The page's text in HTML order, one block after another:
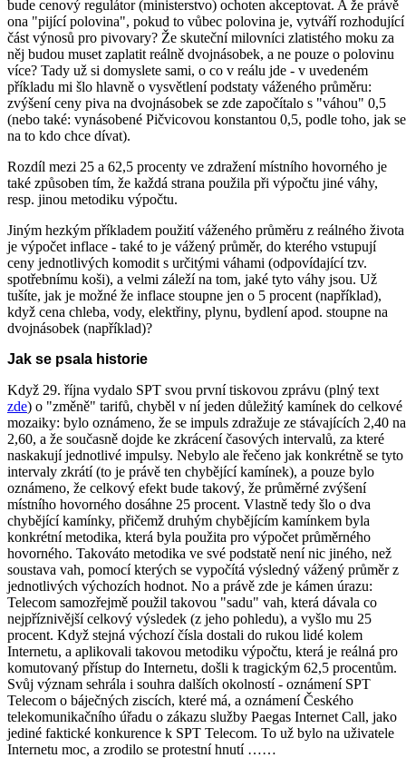
bude cenový regulátor (ministerstvo) ochoten akceptovat. A že právě
ona "pijící polovina", pokud to vůbec polovina je, vytváří rozhodující
část výnosů pro pivovary? Že skuteční milovníci zlatistého moku za
něj budou muset zaplatit reálně dvojnásobek, a ne pouze o polovinu
více? Tady už si domyslete sami, o co v reálu jde - v uvedeném
příkladu mi šlo hlavně o vysvětlení podstaty váženého průměru:
zvýšení ceny piva na dvojnásobek se zde započítalo s "váhou" 0,5
(nebo také: vynásobené Pičvicovou konstantou 0,5, podle toho, jak se
na to kdo chce dívat).
Rozdíl mezi 25 a 62,5 procenty ve zdražení místního hovorného je
také způsoben tím, že každá strana použila při výpočtu jiné váhy,
resp. jinou metodiku výpočtu.
Jiným hezkým příkladem použití váženého průměru z reálného života
je výpočet inflace - také to je vážený průměr, do kterého vstupují
ceny jednotlivých komodit s určitými váhami (odpovídající tzv.
spotřebnímu koši), a velmi záleží na tom, jaké tyto váhy jsou. Už
tušíte, jak je možné že inflace stoupne jen o 5 procent (například),
když cena chleba, vody, elektřiny, plynu, bydlení apod. stoupne na
dvojnásobek (například)?
Jak se psala historie
Když 29. října vydalo SPT svou první tiskovou zprávu (plný text
zde) o "změně" tarifů, chyběl v ní jeden důležitý kamínek do celkové
mozaiky: bylo oznámeno, že se impuls zdražuje ze stávajících 2,40 na
2,60, a že současně dojde ke zkrácení časových intervalů, za které
naskakují jednotlivé impulsy. Nebylo ale řečeno jak konkrétně se tyto
intervaly zkrátí (to je právě ten chybějící kamínek), a pouze bylo
oznámeno, že celkový efekt bude takový, že průměrné zvýšení
místního hovorného dosáhne 25 procent. Vlastně tedy šlo o dva
chybějící kamínky, přičemž druhým chybějícím kamínkem byla
konkrétní metodika, která byla použita pro výpočet průměrného
hovorného. Takováto metodika ve své podstatě není nic jiného, než
soustava vah, pomocí kterých se vypočítá výsledný vážený průměr z
jednotlivých výchozích hodnot. No a právě zde je kámen úrazu:
Telecom samozřejmě použil takovou "sadu" vah, která dávala co
nejpříznivější celkový výsledek (z jeho pohledu), a vyšlo mu 25
procent. Když stejná výchozí čísla dostali do rukou lidé kolem
Internetu, a aplikovali takovou metodiku výpočtu, která je reálná pro
komutovaný přístup do Internetu, došli k tragickým 62,5 procentům.
Svůj význam sehrála i souhra dalších okolností - oznámení SPT
Telecom o báječných ziscích, které má, a oznámení Českého
telekomunikačního úřadu o zákazu služby Paegas Internet Call, jako
jediné faktické konkurence k SPT Telecom. To už bylo na uživatele
Internetu moc, a zrodilo se protestní hnutí ……